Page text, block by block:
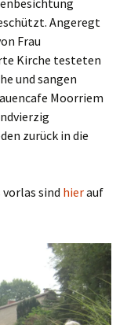
Angeregt
Frau
Kirche testeten
und sangen
Moorriem
zurück in die
vorlas sind hierauf